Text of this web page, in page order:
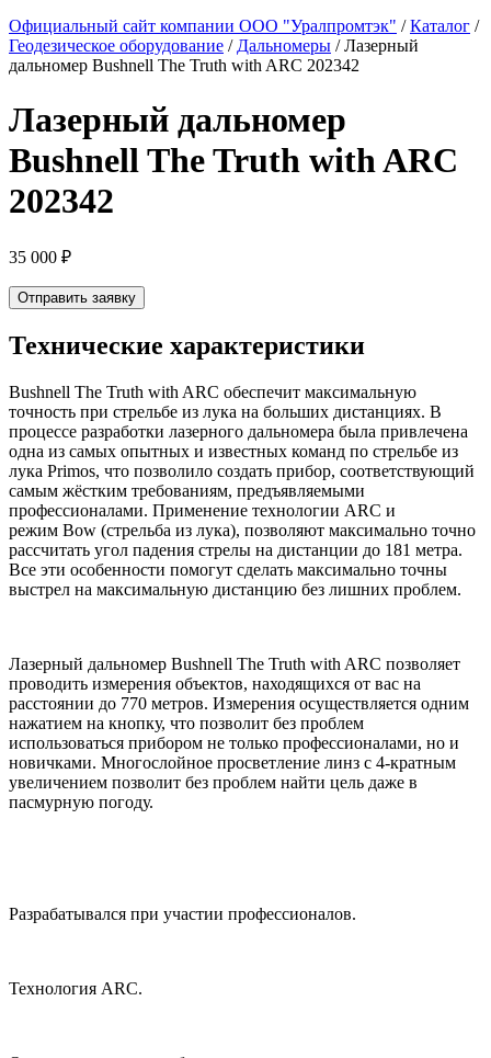
Официальный сайт компании ООО "Уралпромтэк" /Каталог /
Геодезическое оборудование /Дальномеры /Лазерный
дальномер Bushnell The Truth with ARC 202342
Лазерный дальномер
Bushnell The Truth with ARC
202342
35 000 ₽
Отправить заявку
Технические характеристики
Bushnell The Truth with ARC обеспечит максимальную
точность при стрельбе из лука на больших дистанциях. В
процессе разработки лазерного дальномера была привлечена
одна из самых опытных и известных команд по стрельбе из
лука Primos, что позволило создать прибор, соответствующий
самым жёстким требованиям, предъявляемыми
профессионалами. Применение технологии ARC и
режим Bow (стрельба из лука), позволяют максимально точно
рассчитать угол падения стрелы на дистанции до 181 метра.
Все эти особенности помогут сделать максимально точны
выстрел на максимальную дистанцию без лишних проблем.
Лазерный дальномер Bushnell The Truth with ARC позволяет
проводить измерения объектов, находящихся от вас на
расстоянии до 770 метров. Измерения осуществляется одним
нажатием на кнопку, что позволит без проблем
использоваться прибором не только профессионалами, но и
новичками. Многослойное просветление линз с 4-кратным
увеличением позволит без проблем найти цель даже в
пасмурную погоду.
Разрабатывался при участии профессионалов.
Технология ARC.